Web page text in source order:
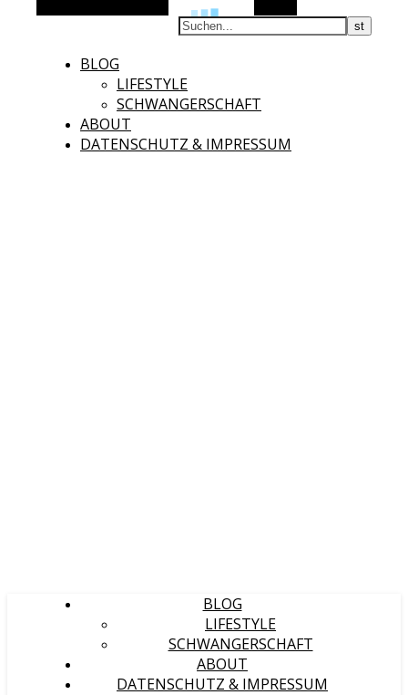
BLOG
LIFESTYLE
SCHWANGERSCHAFT
ABOUT
DATENSCHUTZ & IMPRESSUM
BLOG
LIFESTYLE
SCHWANGERSCHAFT
ABOUT
DATENSCHUTZ & IMPRESSUM